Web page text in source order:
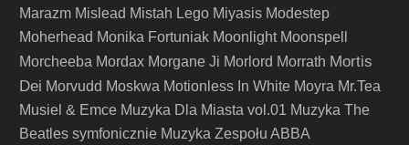
Marazm Mislead Mistah Lego Miyasis Modestep
Moherhead Monika Fortuniak Moonlight Moonspell
Morcheeba Mordax Morgane Ji Morlord Morrath Mortis
Dei Morvudd Moskwa Motionless In White Moyra Mr.Tea
Musiel & Emce Muzyka Dla Miasta vol.01 Muzyka The
Beatles symfonicznie Muzyka Zespołu ABBA